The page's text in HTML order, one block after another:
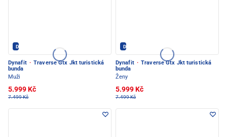
Dynafit - PEC POD SNĚŽKOU
Dynafit · Traverse Gtx Jkt turistická
bunda
Muži
5.999 Kč
7.499 Kč
Dynafit - PEC POD SNĚŽKOU
Dynafit · Traverse Gtx Jkt turistická
bunda
Ženy
5.999 Kč
7.499 Kč